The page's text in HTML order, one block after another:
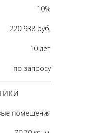
10%
220 938 руб.
10 лет
по запросу
помещения